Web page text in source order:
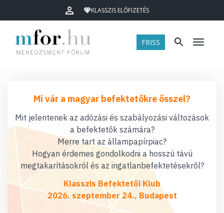
KLASSZIS ELŐFIZETÉS
FRISS Menü
Mi vár a magyar befektetőkre ősszel?
Mit jelentenek az adózási és szabályozási változások
a befektetők számára?
Merre tart az állampapírpiac?
Hogyan érdemes gondolkodni a hosszú távú
megtakarításokról és az ingatlanbefektetésekről?
Klasszis Befektetői Klub
2026. szeptember 24., Budapest